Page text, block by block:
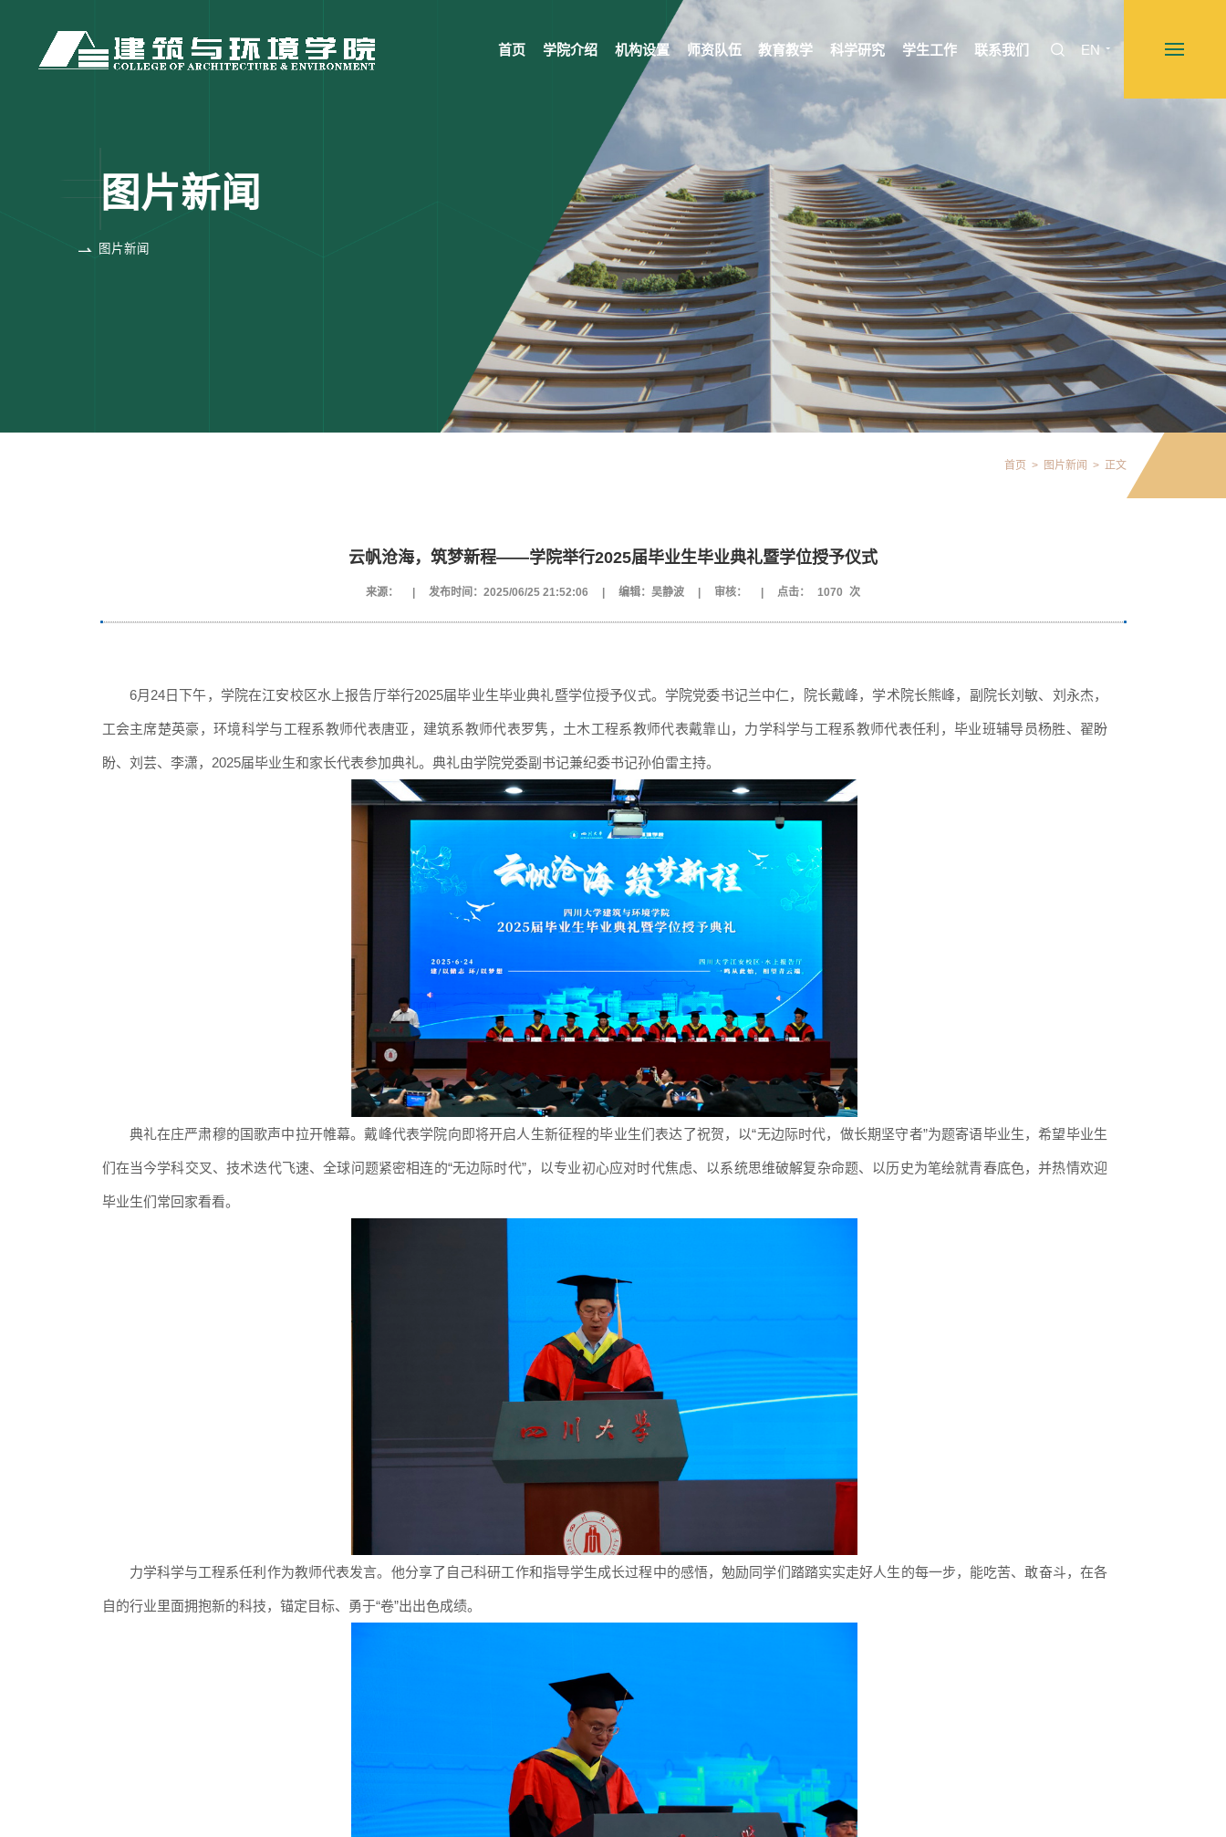
首页 学院介绍 机构设置 师资队伍 教育教学 科学研究 学生工作 联系我们 EN
图片新闻
图片新闻
首页 > 图片新闻 > 正文
云帆沧海，筑梦新程——学院举行2025届毕业生毕业典礼暨学位授予仪式
来源： 发布时间：2025/06/25 21:52:06 编辑：吴静波 审核： 点击： 1070 次
6月24日下午，学院在江安校区水上报告厅举行2025届毕业生毕业典礼暨学位授予仪式。学院党委书记兰中仁， 院长戴峰， 学术院长熊峰， 副院长刘敏、 刘永杰，
工会主席楚英豪 ，环境科学与工程系教师代表唐亚 ， 建筑系教师代表罗隽 ， 土木工程系教师代表戴靠山， 力学科学与工程系教师代表任利 ， 毕业班辅导员杨胜、 翟盼
盼、 刘芸、 李潇，2025届毕业生和家长代表参加典礼。典礼由学院党委副书记兼纪委书记孙伯雷主持。
典礼在庄严肃穆的国歌声中拉开帷幕。戴峰代表学院向即将开启人生新征程的毕业生们表达了祝贺，以“无边际时代，做长期坚守者”为题寄语毕业生， 希望毕业生
们在当今学科交叉、技术迭代飞速、全球问题紧密相连的“无边际时代”，以专业初心应对时代焦虑、以系统思维破解复杂命题、以历史为笔绘就青春底色，并热情欢迎
毕业生们常回家看看。
力学科学与工程系任利 作为教师代表发言。他分享了自己科研工作和指导学生成长过程中的感悟，勉励同学们踏踏实实走好人生的每一步，能吃苦、敢奋斗，在各
自的行业里面拥抱新的科技，锚定目标、 勇于“卷”出出色成绩。